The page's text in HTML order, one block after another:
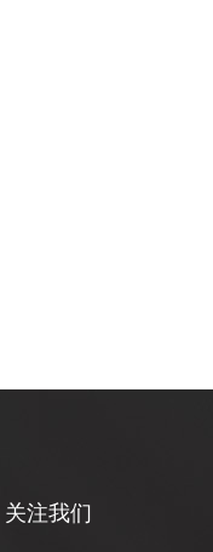
关注我们